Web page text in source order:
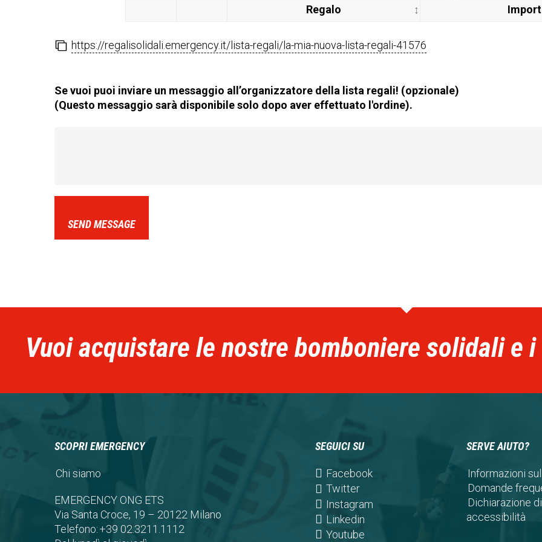
Regalo
https://regalisolidali.emergency.it/lista-regali/la-mia-nuova-lista-regali-41576
Se vuoi puoi inviare un messaggio all’organizzatore della lista regali! (opzionale)
(Questo messaggio sarà disponibile solo dopo aver effettuato l'ordine).
SEND MESSAGE
Vuoi acquistare le nostre bomboniere solidali e
SCOPRI EMERGENCY
Chi siamo
EMERGENCY ONG ETS
Via Santa Croce, 19 – 20122 Milano
Telefono:+39 02.3211.1112
SEGUICI SU
Facebook(opens
a
Twitter(opens
in
a
new
Instagram(opens
Linkedin(opens
in
Youtube(opens
SERVE AIUTO?
Informazioni
Domande
Dichiarazione di
accessibilità